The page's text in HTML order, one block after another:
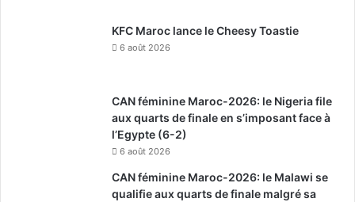
KFC Maroc lance le Cheesy Toastie
6 août 2026
CAN féminine Maroc-2026: le Nigeria file
aux quarts de finale en s’imposant face à
l’Egypte (6-2)
6 août 2026
CAN féminine Maroc-2026: le Malawi se
qualifie aux quarts de finale malgré sa